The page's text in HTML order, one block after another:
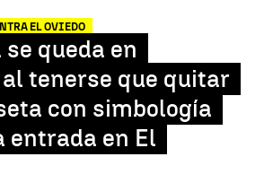
EL OVIEDO
queda en
tenerse que quitar
con simbología
entrada en El